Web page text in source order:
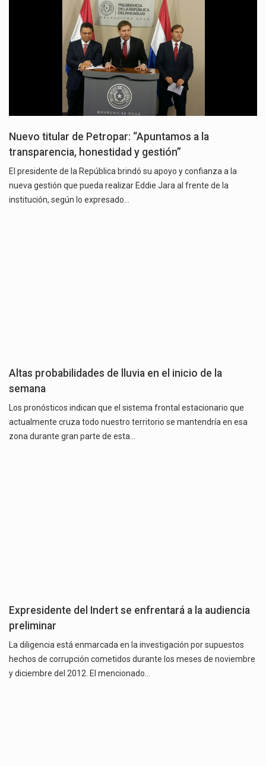
Nuevo titular de Petropar: “Apuntamos a la
transparencia, honestidad y gestión”
El presidente de la República brindó su apoyo y confianza a la
nueva gestión que pueda realizar Eddie Jara al frente de la
institución, según lo expresado…
Altas probabilidades de lluvia en el inicio de la
semana
Los pronósticos indican que el sistema frontal estacionario que
actualmente cruza todo nuestro territorio se mantendría en esa
zona durante gran parte de esta…
Expresidente del Indert se enfrentará a la audiencia
preliminar
La diligencia está enmarcada en la investigación por supuestos
hechos de corrupción cometidos durante los meses de noviembre
y diciembre del 2012. El mencionado…